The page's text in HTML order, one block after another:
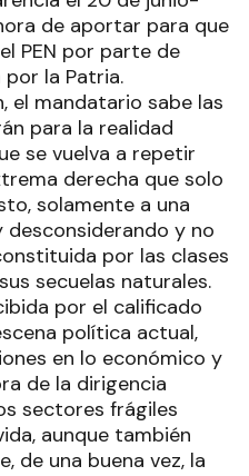
de aportar para que
PEN por parte de
la Patria.
el mandatario sabe las
para la realidad
se vuelva a repetir
derecha que solo
solamente a una
y no
por las clases
secuelas naturales.
por el calificado
política actual,
en lo económico y
de la dirigencia
sectores frágiles
aunque también
de una buena vez, la